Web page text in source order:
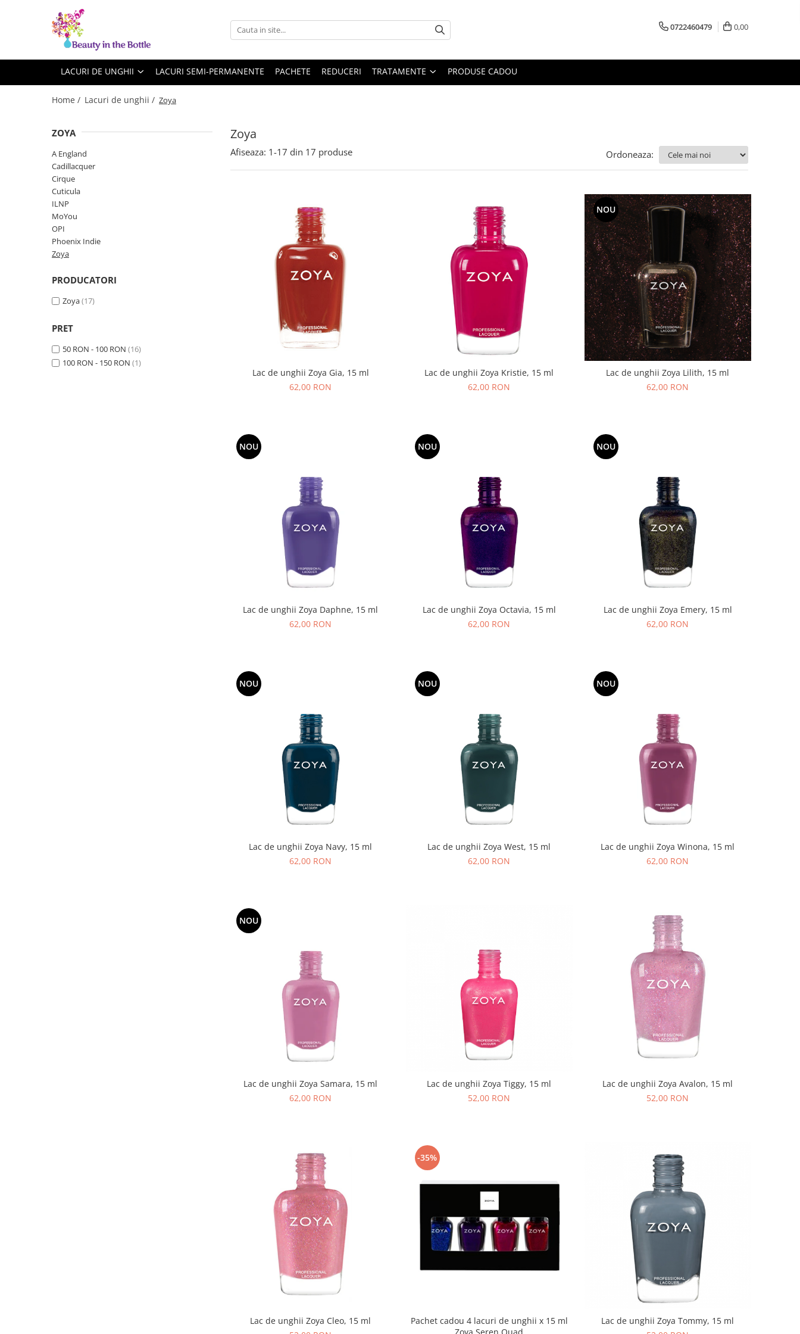
Lacuri de unghii
ILNP
Cadillacquer
Phoenix Indie
Tratamente
Top Coat
0722460479 0,00
LACURI DE UNGHII LACURI SEMI-PERMANENTE PACHETE REDUCERI TRATAMENTE PRODUSE CADOU
Home / Lacuri de unghii / Zoya
Zoya
ZOYA
A England
Cadillacquer
Cirque
Cuticula
ILNP
MoYou
OPI
Phoenix Indie
Zoya
PRODUCATORI
Zoya(17)
PRET
50 RON - 100 RON (16)
100 RON - 150 RON (1)
Afiseaza: 1-17 din 17 produse Ordoneaza:
Lac de unghii Zoya Gia, 15 ml
62,00 RON
Lac de unghii Zoya Kristie, 15 ml
62,00 RON
NOU
Lac de unghii Zoya Lilith, 15 ml
62,00 RON
NOU
Lac de unghii Zoya Daphne, 15 ml
62,00 RON
NOU
Lac de unghii Zoya Octavia, 15 ml
62,00 RON
NOU
Lac de unghii Zoya Emery, 15 ml
62,00 RON
NOU
Lac de unghii Zoya Navy, 15 ml
62,00 RON
NOU
Lac de unghii Zoya West, 15 ml
62,00 RON
NOU
Lac de unghii Zoya Winona, 15 ml
62,00 RON
NOU
Lac de unghii Zoya Samara, 15 ml
62,00 RON
Lac de unghii Zoya Tiggy, 15 ml
52,00 RON
Lac de unghii Zoya Avalon, 15 ml
52,00 RON
Lac de unghii Zoya Cleo, 15 ml
-35%
Pachet cadou 4 lacuri de unghii x 15 ml
Lac de unghii Zoya Tommy, 15 ml